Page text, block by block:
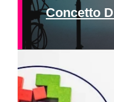
Concetto